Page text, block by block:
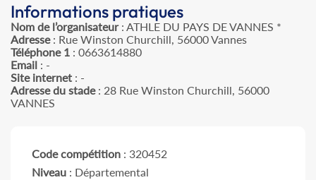
Informations pratiques
Nom de l’organisateur: ATHLE DU PAYS DE VANNES *
Adresse: Rue Winston Churchill, 56000 Vannes
Téléphone 1 : 0663614880
Email : -
Site internet : -
Adresse du stade: 28 Rue Winston Churchill, 56000
VANNES
Code compétition : 320452
Niveau : Départemental